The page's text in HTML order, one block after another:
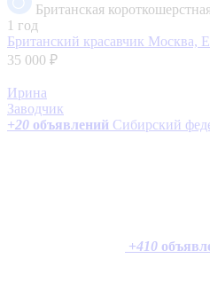
Британская
1 год
Британский красавчик Москва,
35 000 ₽
Ирина
Заводчик
+20 объявлений Сибирский
+410